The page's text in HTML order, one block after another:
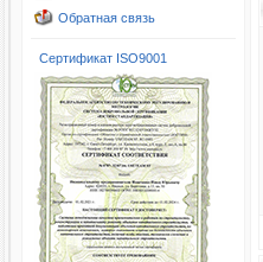
Обратная связь
Сертификат ISO9001